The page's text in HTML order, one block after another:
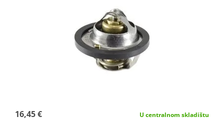
16,45 € U centralnom skladištu